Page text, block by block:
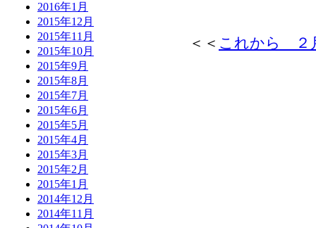
2016年1月
2015年12月
2015年11月
2015年10月
2015年9月
2015年8月
2015年7月
2015年6月
2015年5月
2015年4月
2015年3月
2015年2月
2015年1月
2014年12月
2014年11月
＜＜ これから ２